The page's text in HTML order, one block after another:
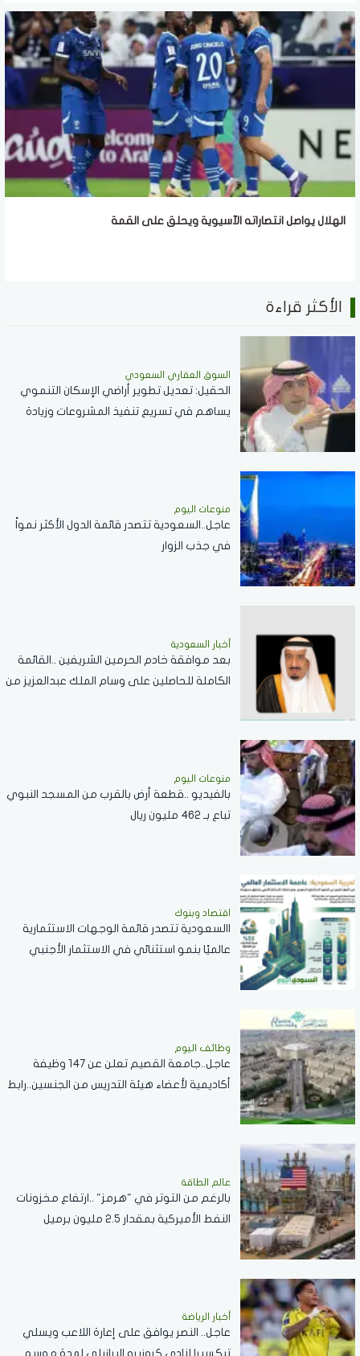
الهلال يواصل انتصاراته الآسيوية ويحلق على القمة
الأكثر قراءة
السوق العقاري السعودي
الحقيل: تعديل تطوير أراضي الإسكان التنموي
يساهم في تسريع تنفيذ المشروعات وزيادة
منوعات اليوم
عاجل..السعودية تتصدر قائمة الدول الأكثر نمواً
في جذب الزوار
أخبار السعودية
بعد موافقة خادم الحرمين الشريفين ..القائمة
الكاملة للحاصلين على وسام الملك عبدالعزيز من
منوعات اليوم
بالفيديو ..قطعة أرض بالقرب من المسجد النبوي
تباع بـ 462 مليون ريال
اقتصاد وبنوك
االسعودية تتصدر قائمة الوجهات الاستثمارية
عالميًا بنمو استثنائي في الاستثمار الأجنبي
وظائف اليوم
عاجل..جامعة القصيم تعلن عن 147 وظيفة
أكاديمية لأعضاء هيئة التدريس من الجنسين..رابط
عالم الطاقة
بالرغم من التوتر في "هرمز" ..ارتفاع مخزونات
النفط الأميركية بمقدار 2.5 مليون برميل
أخبار الرياضة
عاجل.. النصر يوافق على إعارة اللاعب ويسلي
تيكسيرا لنادي كروزيرو البرازيلي لمدة موسم